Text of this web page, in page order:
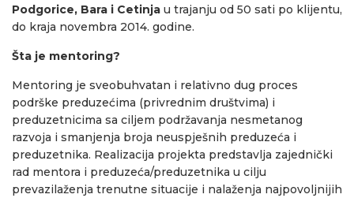
Podgorice, Bara i Cetinja u trajanju od 50 sati po klijentu,
do kraja novembra 2014. godine.
Šta je mentoring?
Mentoring je sveobuhvatan i relativno dug proces
podrške preduzećima (privrednim društvima) i
preduzetnicima sa ciljem podržavanja nesmetanog
razvoja i smanjenja broja neuspješnih preduzeća i
preduzetnika. Realizacija projekta predstavlja zajednički
rad mentora i preduzeća/preduzetnika u cilju
prevazilaženja trenutne situacije i nalaženja najpovoljnijih